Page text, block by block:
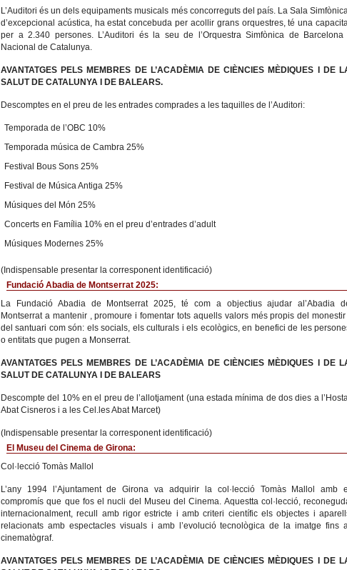
L’Auditori és un dels equipaments musicals més concorreguts del país. La Sala
d’excepcional acústica, ha estat concebuda per acollir grans orquestres, té una
per a 2.340 persones. L’Auditori és la seu de l’Orquestra Simfònica de Barcelona
Nacional de Catalunya.
AVANTATGES PELS MEMBRES DE L’ACADÈMIA DE CIÈNCIES MÈDIQUES I DE
SALUT DE CATALUNYA I DE BALEARS.
Descomptes en el preu de les entrades comprades a les taquilles de l’Auditori:
Temporada de l’OBC 10%
Temporada música de Cambra 25%
Festival Bous Sons 25%
Festival de Música Antiga 25%
Músiques del Món 25%
Concerts en Família 10% en el preu d’entrades d’adult
Músiques Modernes 25%
(Indispensable presentar la corresponent identificació)
Fundació Abadia de Montserrat 2025:
La Fundació Abadia de Montserrat 2025, té com a objectius ajudar al’Abadia
Montserrat a mantenir , promoure i fomentar tots aquells valors més propis del monestir
del santuari com són: els socials, els culturals i els ecològics, en benefici de les
o entitats que pugen a Monserrat.
AVANTATGES PELS MEMBRES DE L’ACADÈMIA DE CIÈNCIES MÈDIQUES I DE
SALUT DE CATALUNYA I DE BALEARS
Descompte del 10% en el preu de l’allotjament (una estada mínima de dos dies a
Abat Cisneros i a les Cel.les Abat Marcet)
(Indispensable presentar la corresponent identificació)
El Museu del Cinema de Girona:
Col·lecció Tomàs Mallol
L’any 1994 l’Ajuntament de Girona va adquirir la col·lecció Tomàs Mallol amb el
compromís que que fos el nucli del Museu del Cinema. Aquestta col·lecció,
internacionalment, recull amb rigor estricte i amb criteri científic els objectes i
relacionats amb espectacles visuals i amb l’evolució tecnològica de la imatge fins
cinematògraf.
AVANTATGES PELS MEMBRES DE L’ACADÈMIA DE CIÈNCIES MÈDIQUES I DE